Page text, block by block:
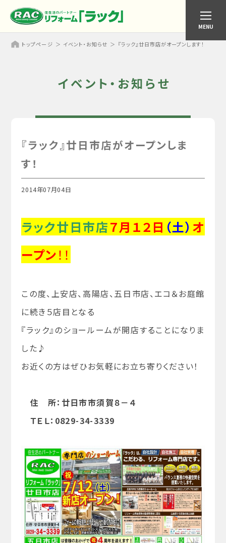
MENU
トップページ イベント・お知らせ 『ラック』廿日市店がオープンします！
イベント・お知らせ
『ラック』廿日市店がオープンしま
す！
2014年07月04日
ラック廿日市店７月１２日 （土） オ
ープン！！
この度、上安店、高陽店、五日市店、エコ＆お庭館
に続き５店目となる
『ラック』のショールームが開店することになりま
した♪
お近くの方はぜひお気軽にお立ち寄りください！
住 所：廿日市市須賀８－４
ＴＥＬ：0829-34-3339